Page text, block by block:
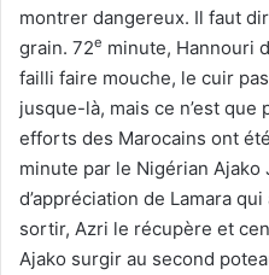
montrer dangereux. Il faut
grain. 72e minute, Hannouri
failli faire mouche, le cuir
jusque-là, mais ce n’est
efforts des Marocains ont
minute par le Nigérian
d’appréciation de Lamara
sortir, Azri le récupère et
Ajako surgir au second